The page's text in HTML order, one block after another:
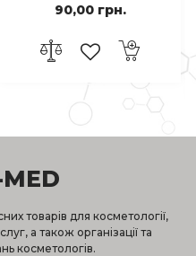
90,00 грн.
товарів для косметології,
а також організації та
косметологів.